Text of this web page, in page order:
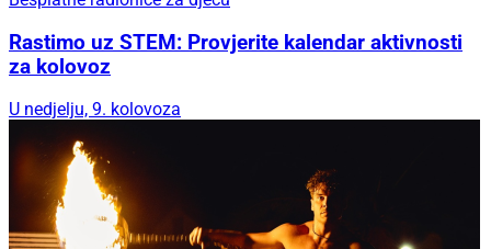
Rastimo uz STEM: Provjerite kalendar aktivnosti
za kolovoz
U nedjelju, 9. kolovoza